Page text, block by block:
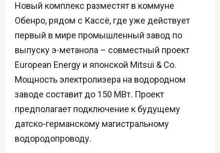
Новый комплекс разместят в коммуне
Обенро, рядом с Кассё, где уже действует
первый в мире промышленный завод по
выпуску э-метанола – совместный проект
European Energy и японской Mitsui & Co.
Мощность электролизера на водородном
заводе составит до 150 МВт. Проект
предполагает подключение к будущему
датско-германскому магистральному
водородопроводу.